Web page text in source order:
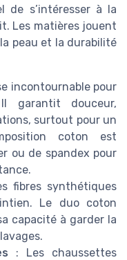
s’intéresser à la
Les matières jouent
peau et la durabilité
incontournable pour
garantit douceur,
surtout pour un
coton est
ou de spandex pour
fibres synthétiques
Le duo coton
capacité à garder la
: Les chaussettes